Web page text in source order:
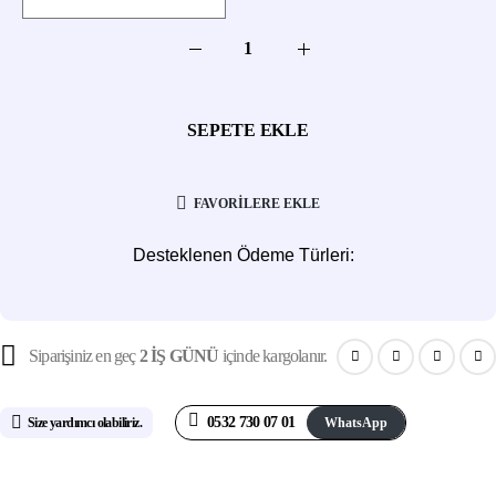
SEPETE EKLE
FAVORILERE EKLE
Desteklenen Ödeme Türleri:
Siparişiniz en geç2 İŞ GÜNÜ içinde kargolanır.
Size yardımcı olabiliriz. 0532 730 07 01 WhatsApp